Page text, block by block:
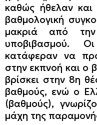
καθώς ήθελαν
βαθμολογική
μακριά από
υποβιβασμού.
κατάφεραν να
στην εκπνοή και ο
βρίσκει στην 8η
βαθμούς, ενώ ο
(βαθμούς),
μάχη της